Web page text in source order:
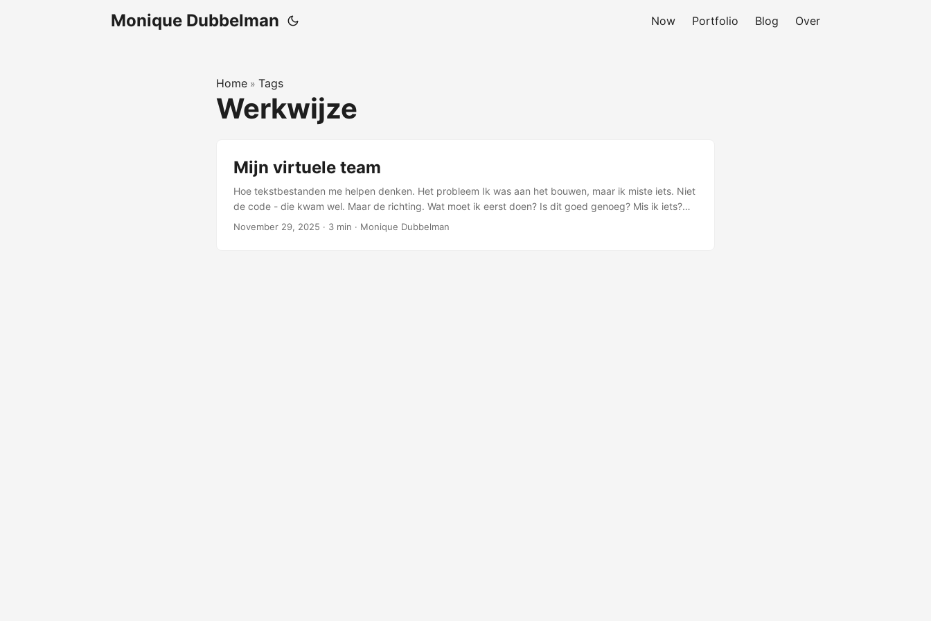
Monique Dubbelman Now Portfolio Blog Over
Home » Tags
Werkwijze
Mijn virtuele team
Hoe tekstbestanden me helpen denken. Het probleem Ik was aan het bouwen, maar ik miste iets. Niet
de code - die kwam wel. Maar de richting. Wat moet ik eerst doen? Is dit goed genoeg? Mis ik iets?
Normaal zou je dit aan collega’s vragen. Een product owner. Een designer. Een tester. Maar ik werk
November 29, 2025 · 3 min · Monique Dubbelman